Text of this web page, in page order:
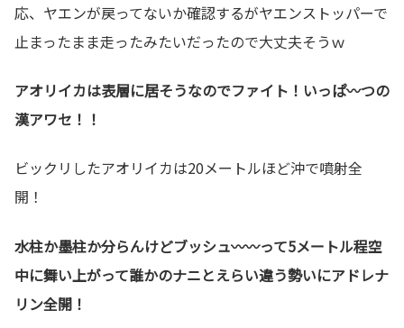
応、ヤエンが戻ってないか確認するがヤエンストッパーで
止まったまま走ったみたいだったので大丈夫そうｗ
アオリイカは表層に居そうなのでファイト！いっぱ〰つの
漢アワセ！！
ビックリしたアオリイカは20メートルほど沖で噴射全
開！
水柱か墨柱か分らんけどブッシュ〰〰って5メートル程空
中に舞い上がって誰かのナニとえらい違う勢いにアドレナ
リン全開！